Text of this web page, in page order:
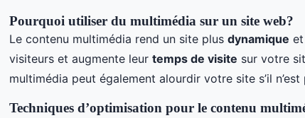
Pourquoi utiliser du multimédia sur un site web?
Le contenu multimédia rend un site plus dynamique et
visiteurs et augmente leur temps de visite sur votre
multimédia peut également alourdir votre site s’il
Techniques d’optimisation pour le contenu